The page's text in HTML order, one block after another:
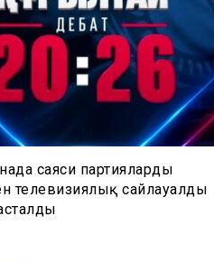
саяси партиялардың
телевизиялық сайлауалды